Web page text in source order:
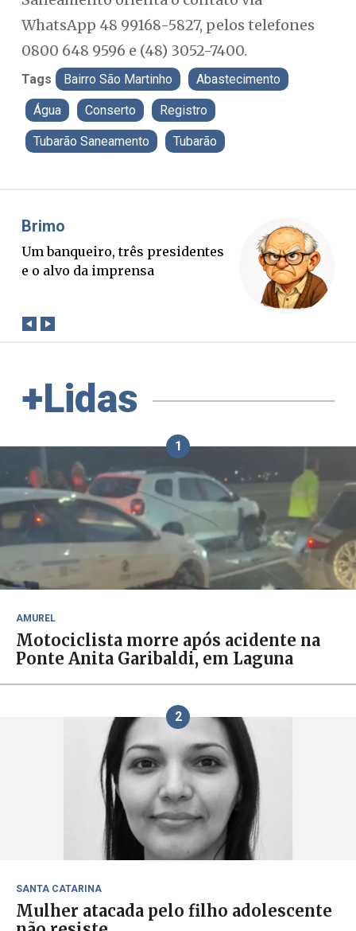
WhatsApp 48 99168-5827, pelos telefones
0800 648 9596 e (48) 3052-7400.
Tags Bairro São Martinho Abastecimento
Água Conserto Registro
Tubarão Saneamento Tubarão
Misael Elias
O Boato corre mais rápido que a
verdade. Mas quem paga a
+Lidas
1
AMUREL
Motociclista morre após acidente na
Ponte Anita Garibaldi, em Laguna
2
SANTA CATARINA
Mulher atacada pelo filho adolescente